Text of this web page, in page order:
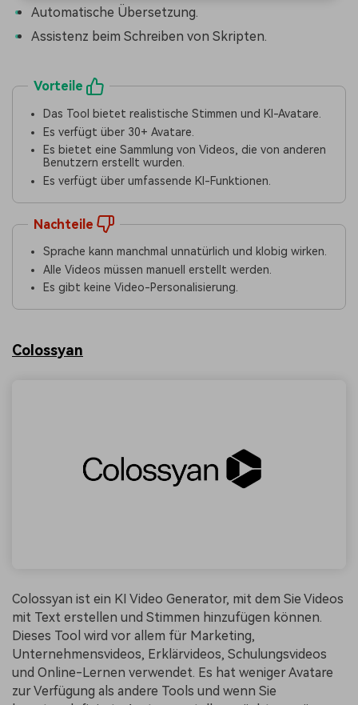
Automatische Übersetzung.
Assistenz beim Schreiben von Skripten.
Vorteile
Das Tool bietet realistische Stimmen und KI-Avatare.
Es verfügt über 30+ Avatare.
Es bietet eine Sammlung von Videos, die von anderen
Benutzern erstellt wurden.
Es verfügt über umfassende KI-Funktionen.
Nachteile
Sprache kann manchmal unnatürlich und klobig wirken.
Alle Videos müssen manuell erstellt werden.
Es gibt keine Video-Personalisierung.
Colossyan
Colossyan ist ein KI Video Generator, mit dem Sie Videos
mit Text erstellen und Stimmen hinzufügen können.
Dieses Tool wird vor allem für Marketing,
Unternehmensvideos, Erklärvideos, Schulungsvideos
und Online-Lernen verwendet. Es hat weniger Avatare
zur Verfügung als andere Tools und wenn Sie